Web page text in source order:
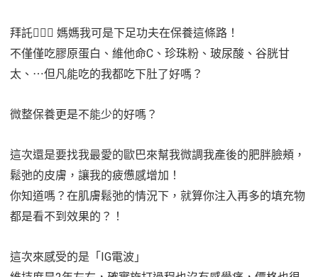
拜託🤷🏻‍♀️ 媽媽我可是下足功夫在保養這條路！
不僅僅吃膠原蛋白、維他命C、珍珠粉、玻尿酸、谷胱甘
太、⋯但凡能吃的我都吃下肚了好嗎？
微整保養更是不能少的好嗎？
這次還是要找我最愛的歐巴來幫我微調我產後的肥胖臉頰，
鬆弛的皮膚，讓我的疲憊感增加！
你知道嗎？在肌膚鬆弛的情況下，就算你注入再多的填充物
都是看不到效果的？！
這次來感受的是「IG電波」